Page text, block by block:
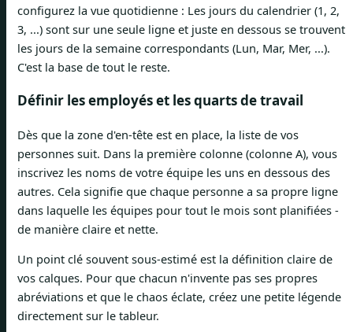
configurez la vue quotidienne : Les jours du calendrier (1, 2,
3, ...) sont sur une seule ligne et juste en dessous se trouvent
les jours de la semaine correspondants (Lun, Mar, Mer, ...).
C'est la base de tout le reste.
Définir les employés et les quarts de travail
Dès que la zone d'en-tête est en place, la liste de vos
personnes suit. Dans la première colonne (colonne A), vous
inscrivez les noms de votre équipe les uns en dessous des
autres. Cela signifie que chaque personne a sa propre ligne
dans laquelle les équipes pour tout le mois sont planifiées -
de manière claire et nette.
Un point clé souvent sous-estimé est la définition claire de
vos calques. Pour que chacun n'invente pas ses propres
abréviations et que le chaos éclate, créez une petite légende
directement sur le tableur.